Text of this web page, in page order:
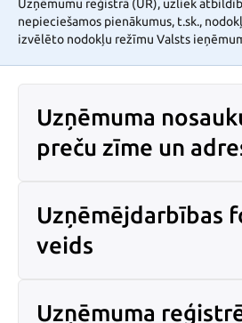
Uzņēmumu reģistrā (UR), uzliek
nepieciešamos pienākumus, t.sk.,
izvēlēto nodokļu režīmu Valsts
Uzņēmuma
preču zīme un
Uzņēmējdarbības
veids
Uzņēmuma